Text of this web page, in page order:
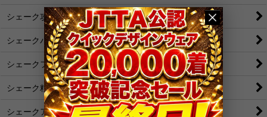
シェーク攻撃
シェークバック表
シェークフォア表
シェーク粒
シェークアンチ